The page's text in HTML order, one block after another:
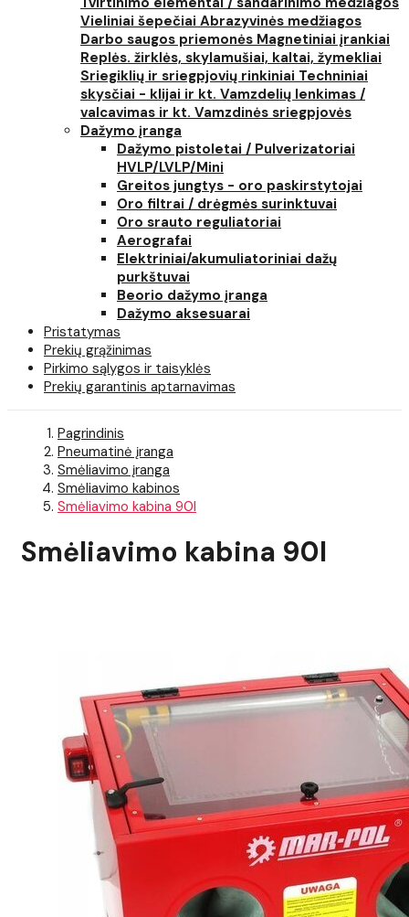
Vieliniai šepečiai Abrazyvinės medžiagos
Darbo saugos priemonės Magnetiniai įrankiai
Replės. žirklės, skylamušiai, kaltai, žymekliai
Sriegiklių ir sriegpjovių rinkiniai Techniniai
skysčiai - klijai ir kt. Vamzdelių lenkimas /
valcavimas ir kt. Vamzdinės sriegpjovės
Dažymo įranga
Dažymo pistoletai / Pulverizatoriai
HVLP/LVLP/Mini
Greitos jungtys - oro paskirstytojai
Oro filtrai / drėgmės surinktuvai
Oro srauto reguliatoriai
Aerografai
Elektriniai/akumuliatoriniai dažų
purkštuvai
Beorio dažymo įranga
Dažymo aksesuarai
Pristatymas
Prekių grąžinimas
Pirkimo sąlygos ir taisyklės
Prekių garantinis aptarnavimas
Pagrindinis
Pneumatinė įranga
Smėliavimo įranga
Smėliavimo kabinos
Smėliavimo kabina 90l
Smėliavimo kabina 90l